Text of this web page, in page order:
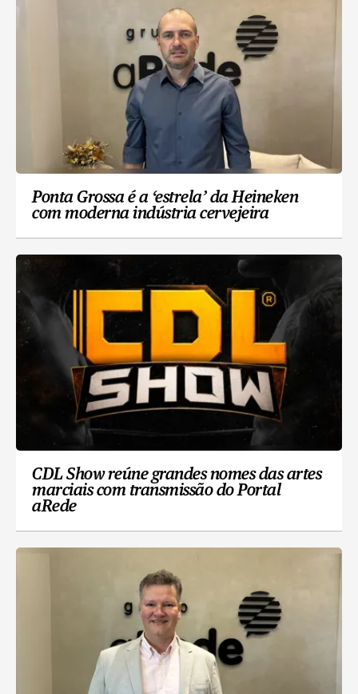
Ponta Grossa é a ‘estrela’ da Heineken
com moderna indústria cervejeira
CDL Show reúne grandes nomes das artes
marciais com transmissão do Portal
aRede